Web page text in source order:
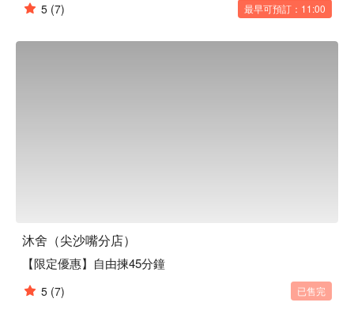
5 (7) 最早可預訂：11:00
沐舍（尖沙嘴分店）
【限定優惠】自由揀45分鐘
5 (7) 已售完